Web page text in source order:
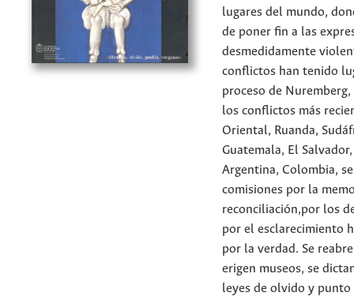
lugares del mundo,
de poner fin a las
desmedidamente
conflictos han tenido
proceso de
los conflictos más
Oriental, Ruanda,
Guatemala, El
Argentina, Colombia,
comisiones por la
reconciliación,por los
por el esclarecimiento
por la verdad. Se
erigen museos, se
leyes de olvido y punto